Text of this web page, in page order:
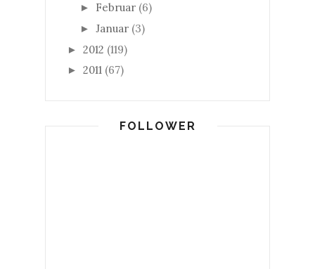
► Februar (6)
► Januar (3)
► 2012 (119)
► 2011 (67)
FOLLOWER